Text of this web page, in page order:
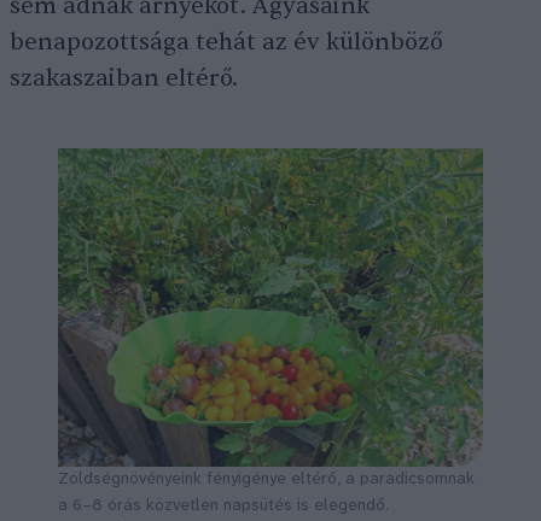
sem adnak árnyékot. Ágyásaink
benapozottsága tehát az év különböző
szakaszaiban eltérő.
Zöldségnövényeink fényigénye eltérő, a paradicsomnak
a 6–8 órás közvetlen napsütés is elegendő.